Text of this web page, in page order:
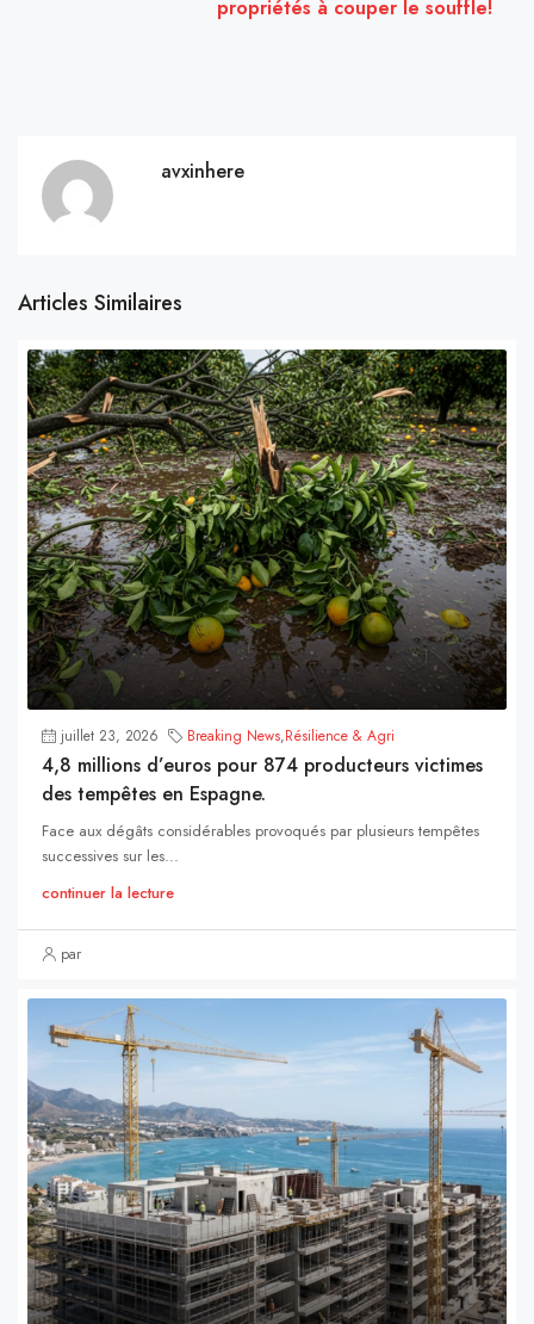
propriétés à couper le souffle!
avxinhere
Articles Similaires
juillet 23, 2026 Breaking News,Résilience & Agri
4,8 millions d’euros pour 874 producteurs victimes
des tempêtes en Espagne.
Face aux dégâts considérables provoqués par plusieurs tempêtes
successives sur les...
continuer la lecture
par